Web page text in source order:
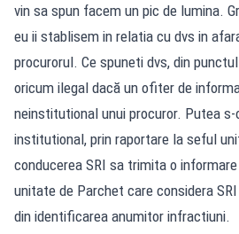
vin sa spun facem un pic de lumina.
eu ii stablisem in relatia cu dvs in
procurorul. Ce spuneti dvs, din
oricum ilegal dacă un ofiter de
neinstitutional unui procuror. Putea
institutional, prin raportare la seful
conducerea SRI sa trimita o
unitate de Parchet care considera
din identificarea anumitor infractiuni.